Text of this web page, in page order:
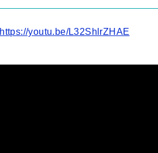
https://youtu.be/L32ShlrZHAE